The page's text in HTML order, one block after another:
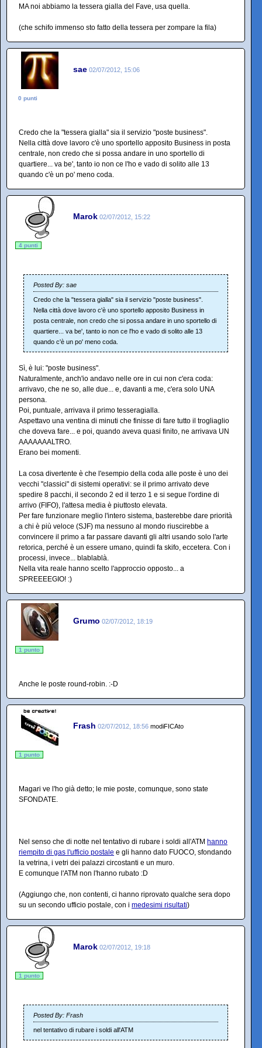
MA noi abbiamo la tessera gialla del Fave, usa quella.
(che schifo immenso sto fatto della tessera per zompare la fila)
sae 02/07/2012, 15:06
0 punti
Credo che la "tessera gialla" sia il servizio "poste business".
Nella città dove lavoro c'è uno sportello apposito Business in posta
centrale, non credo che si possa andare in uno sportello di
quartiere... va be', tanto io non ce l'ho e vado di solito alle 13
quando c'è un po' meno coda.
Marok 02/07/2012, 15:22
4 punti
Posted By: sae
Credo che la "tessera gialla" sia il servizio "poste business".
Nella città dove lavoro c'è uno sportello apposito Business in
posta centrale, non credo che si possa andare in uno sportello di
quartiere... va be', tanto io non ce l'ho e vado di solito alle 13
quando c'è un po' meno coda.
Sì, è lui: "poste business".
Naturalmente, anch'io andavo nelle ore in cui non c'era coda:
arrivavo, che ne so, alle due... e, davanti a me, c'era solo UNA
persona.
Poi, puntuale, arrivava il primo tesseragialla.
Aspettavo una ventina di minuti che finisse di fare tutto il trogliaglio
che doveva fare... e poi, quando aveva quasi finito, ne arrivava UN
AAAAAAALTRO.
Erano bei momenti.
La cosa divertente è che l'esempio della coda alle poste è uno dei
vecchi "classici" di sistemi operativi: se il primo arrivato deve
spedire 8 pacchi, il secondo 2 ed il terzo 1 e si segue l'ordine di
arrivo (FIFO), l'attesa media è piuttosto elevata.
Per fare funzionare meglio l'intero sistema, basterebbe dare priorità
a chi è più veloce (SJF) ma nessuno al mondo riuscirebbe a
convincere il primo a far passare davanti gli altri usando solo l'arte
retorica, perché è un essere umano, quindi fa skifo, eccetera. Con i
processi, invece... blablablà.
Nella vita reale hanno scelto l'approccio opposto... a
SPREEEEGIO! :)
Grumo 02/07/2012, 18:19
1 punto
Anche le poste round-robin. :-D
Frash 02/07/2012, 18:56 modiFICAto
1 punto
Magari ve l'ho già detto; le mie poste, comunque, sono state
SFONDATE.
Nel senso che di notte nel tentativo di rubare i soldi all'ATM hanno
riempito di gas l'ufficio postale e gli hanno dato FUOCO, sfondando
la vetrina, i vetri dei palazzi circostanti e un muro.
E comunque l'ATM non l'hanno rubato :D
(Aggiungo che, non contenti, ci hanno riprovato qualche sera dopo
su un secondo ufficio postale, con i medesimi risultati)
Marok 02/07/2012, 19:18
1 punto
Posted By: Frash
nel tentativo di rubare i soldi all'ATM